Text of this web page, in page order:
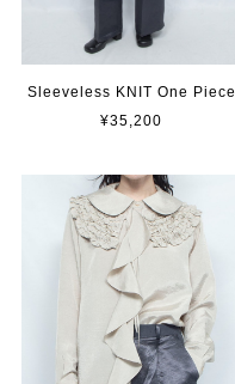
Sleeveless KNIT One Piece
¥35,200